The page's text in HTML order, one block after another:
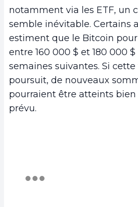
notamment via les ETF, un
semble inévitable. Certains
estiment que le Bitcoin
entre 160 000 $ et 180 000 $
semaines suivantes. Si
poursuit, de nouveaux
pourraient être atteints
prévu.